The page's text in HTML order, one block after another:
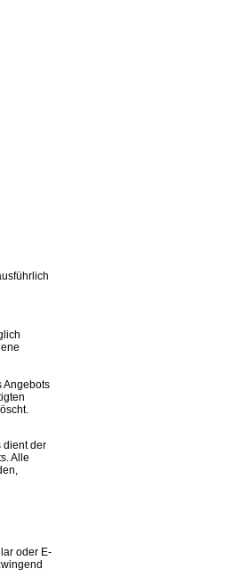
Angebots
dient der
Alle
oder E-